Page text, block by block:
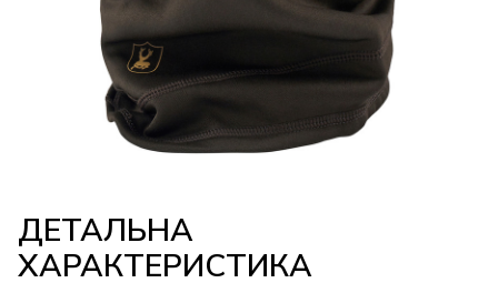
ДЕТАЛЬНА
ХАРАКТЕРИСТИКА